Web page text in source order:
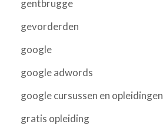
gentbrugge
gevorderden
google
google adwords
google cursussen en opleidingen
gratis opleiding